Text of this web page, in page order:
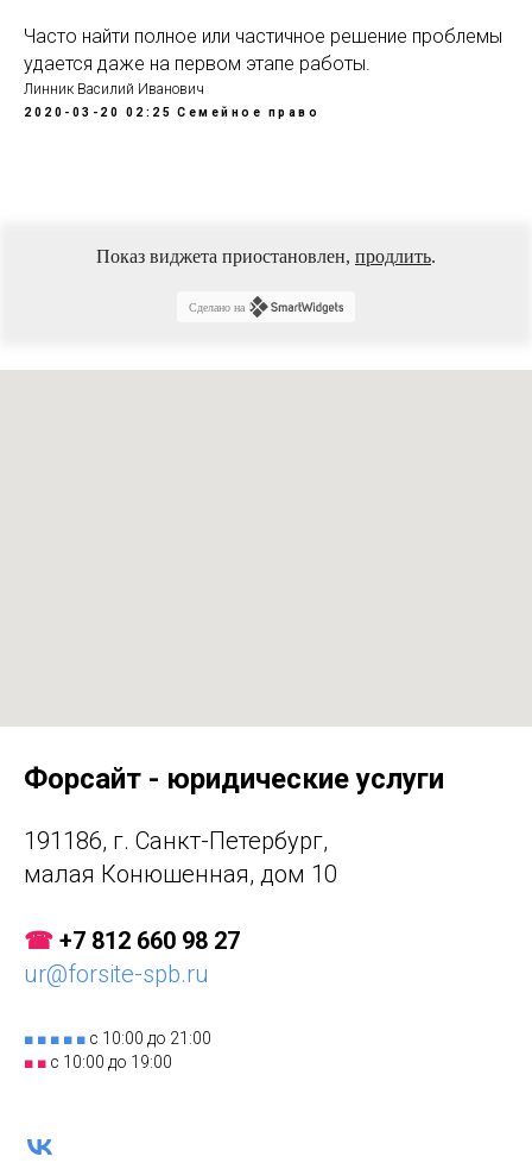
Часто найти полное или частичное решение проблемы
удается даже на первом этапе работы.
Линник Василий Иванович
2020-03-20 02:25 Семейное право
Показ виджета приостановлен, продлить.
Сделано на
Форсайт - юридические услуги
191186, г. Санкт-Петербург,
малая Конюшенная, дом 10
☎ +7 812 660 98 27
ur@forsite-spb.ru
■ ■ ■ ■ ■ с 10:00 до 21:00
■ ■ с 10:00 до 19:00